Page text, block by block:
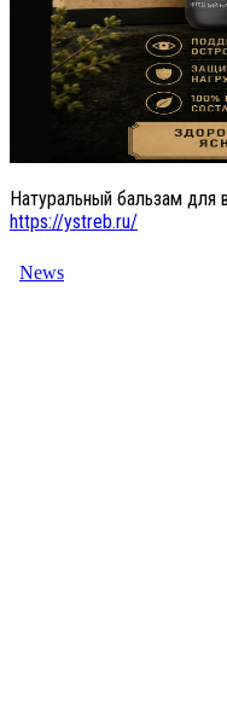
Натуральный бальзам для
https://ystreb.ru/